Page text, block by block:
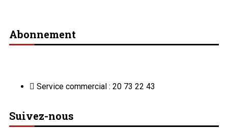
Abonnement
Service commercial : 20 73 22 43
Suivez-nous